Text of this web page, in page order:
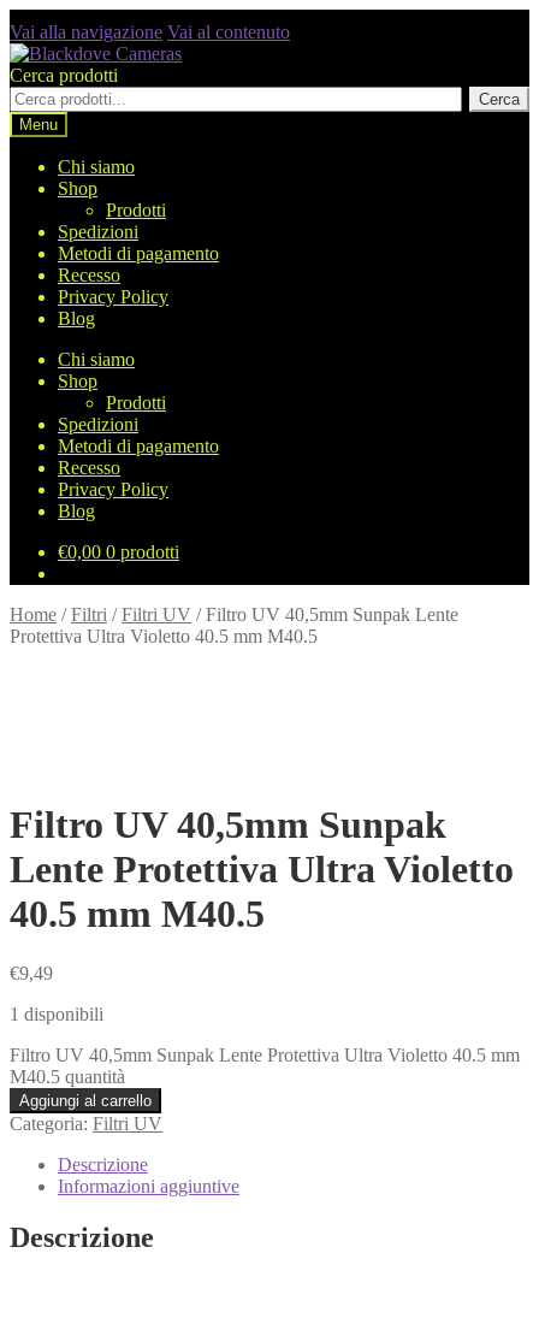
Vai alla navigazione Vai al contenuto
Cerca prodotti
Cerca
Menu
Chi siamo
Shop
Prodotti
Spedizioni
Metodi di pagamento
Recesso
Privacy Policy
Blog
Chi siamo
Shop
Prodotti
Spedizioni
Metodi di pagamento
Recesso
Privacy Policy
Blog
€0,00 0 prodotti
Home /Filtri /Filtri UV /Filtro UV 40,5mm Sunpak Lente
Protettiva Ultra Violetto 40.5 mm M40.5
Filtro UV 40,5mm Sunpak
Lente Protettiva Ultra Violetto
40.5 mm M40.5
€9,49
1 disponibili
Filtro UV 40,5mm Sunpak Lente Protettiva Ultra Violetto 40.5 mm
M40.5 quantità
Aggiungi al carrello
Categoria: Filtri UV
Descrizione
Informazioni aggiuntive
Descrizione